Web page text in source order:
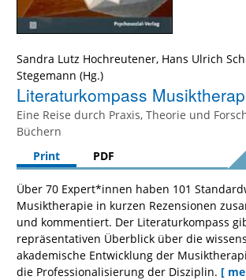
Sandra Lutz Hochreutener, Hans Ulrich
Stegemann
Literaturkompass
Eine Reise durch Praxis, Theorie und
Büchern
Print
PDF
Über 70 Expert*innen haben 101
Musiktherapie in kurzen Rezensionen
und kommentiert. Der Literaturkompass
repräsentativen Überblick über die
akademische Entwicklung der
die Professionalisierung der Disziplin. [